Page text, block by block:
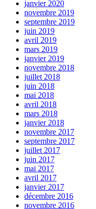
janvier 2020
novembre 2019
septembre 2019
juin 2019
avril 2019
mars 2019
janvier 2019
novembre 2018
juillet 2018
juin 2018
mai 2018
avril 2018
mars 2018
janvier 2018
novembre 2017
septembre 2017
juillet 2017
juin 2017
mai 2017
avril 2017
janvier 2017
décembre 2016
novembre 2016